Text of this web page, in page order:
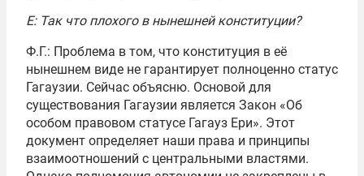
Е: Так что плохого в нынешней конституции?
Ф.Г.: Проблема в том, что конституция в её
нынешнем виде не гарантирует полноценно статус
Гагаузии. Сейчас объясню. Основой для
существования Гагаузии является Закон «Об
особом правовом статусе Гагауз Ери». Этот
документ определяет наши права и принципы
взаимоотношений с центральными властями.